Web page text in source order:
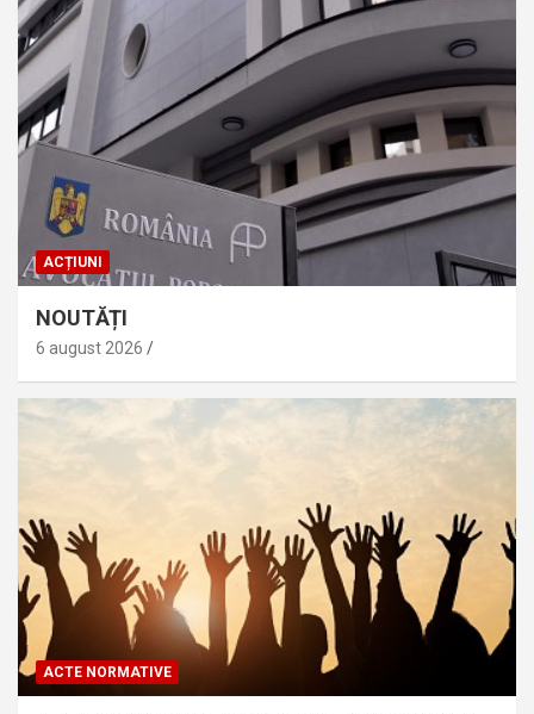
ACȚIUNI
NOUTĂȚI
6 august 2026
ACTE NORMATIVE